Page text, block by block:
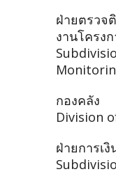
ฝ่ายตรวจ
งานโครง
กองคลัง
Division
ฝ่ายการเงิ